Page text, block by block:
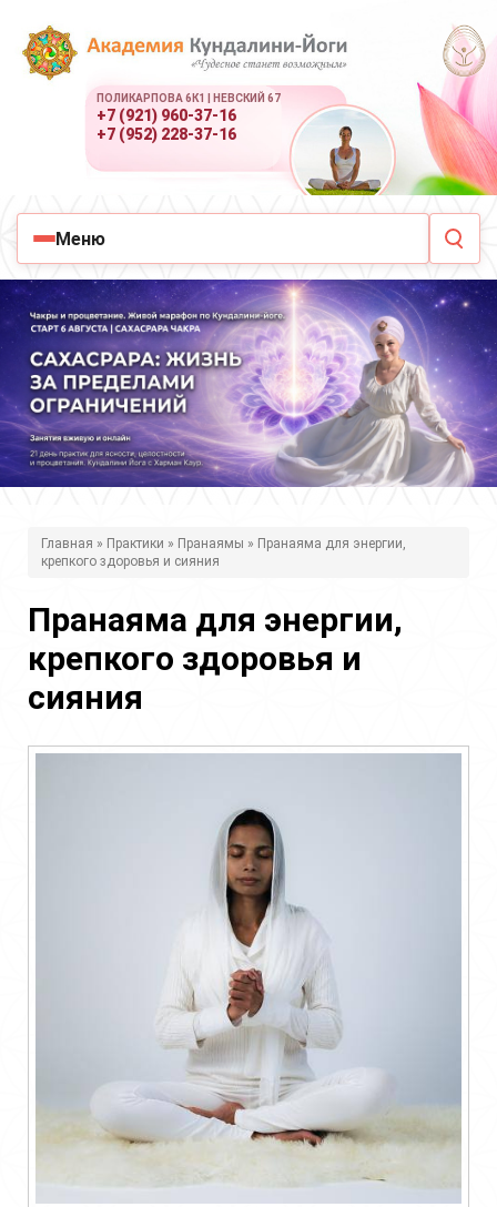
ПОЛИКАРПОВА 6К1 | НЕВСКИЙ 67
+7 (921) 960-37-16
+7 (952) 228-37-16
Меню
д
е
ь
Главная » Практики » Пранаямы » Пранаяма для энергии,
крепкого здоровья и сияния
Пранаяма для энергии,
крепкого здоровья и
сияния